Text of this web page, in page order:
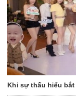
Khi sự thấu hiểu